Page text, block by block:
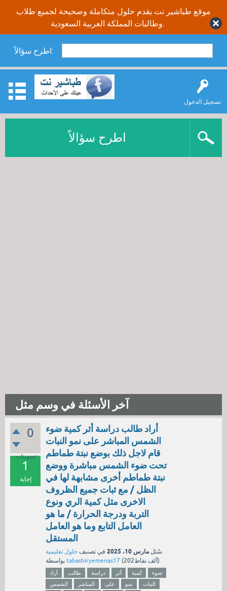
موقع طباشير نت يقدم حلول متكاملة وصحيحة لجميع طلاب
اطرح سؤالاً:
تسجيل الدخول
اطرح سؤالاً
آخر الأسئلة في وسم مثل
0
تصويتات
1
إجابة
أراد طالب دراسة أثر كمية ضوء
الشمس المباشر على نمو النبات
قام لاجل ذلك بوضع نبتة طماطم
تحت ضوء الشمس مباشرة ووضع
نبتة طماطم أخرى مشابهة لها في
الظل / مع ثبات جميع الظروف
الاخرى مثل كمية الري ونوع
التربة ودرجة الحرارة / ما هو
العامل التابع وما هو العامل
المستقل
سُئل مارس 10، 2025 في تصنيف حلول تعليمية
tabashiryemenas17 ( 202ألف نقاط)
أراد طالب دراسة أثر كمية
ضوء
الشمس
المباشر على نمو
النبات